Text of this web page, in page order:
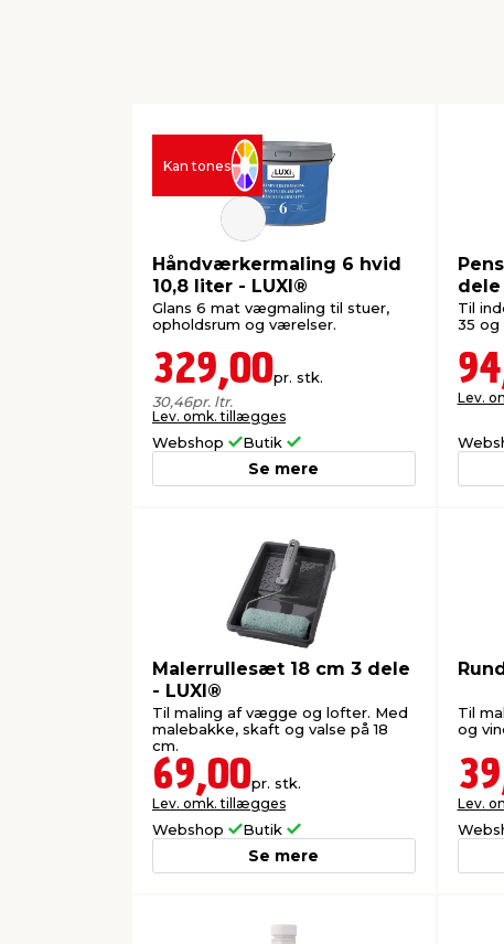
Kan tones
Håndværkermaling 6 hvid
10,8 liter - LUXI®
Glans 6 mat vægmaling til stuer,
opholdsrum og værelser.
329,00pr. stk.
30,46pr. ltr.
Lev. omk. tillægges
Webshop Butik
Se mere
dele
Til
35 og
Lev.
Malerrullesæt 18 cm 3 dele
- LUXI®
Til maling af vægge og lofter. Med
malebakke, skaft og valse på 18
cm.
69,00pr. stk.
Lev. omk. tillægges
Webshop Butik
Se mere
Til
og
Lev.